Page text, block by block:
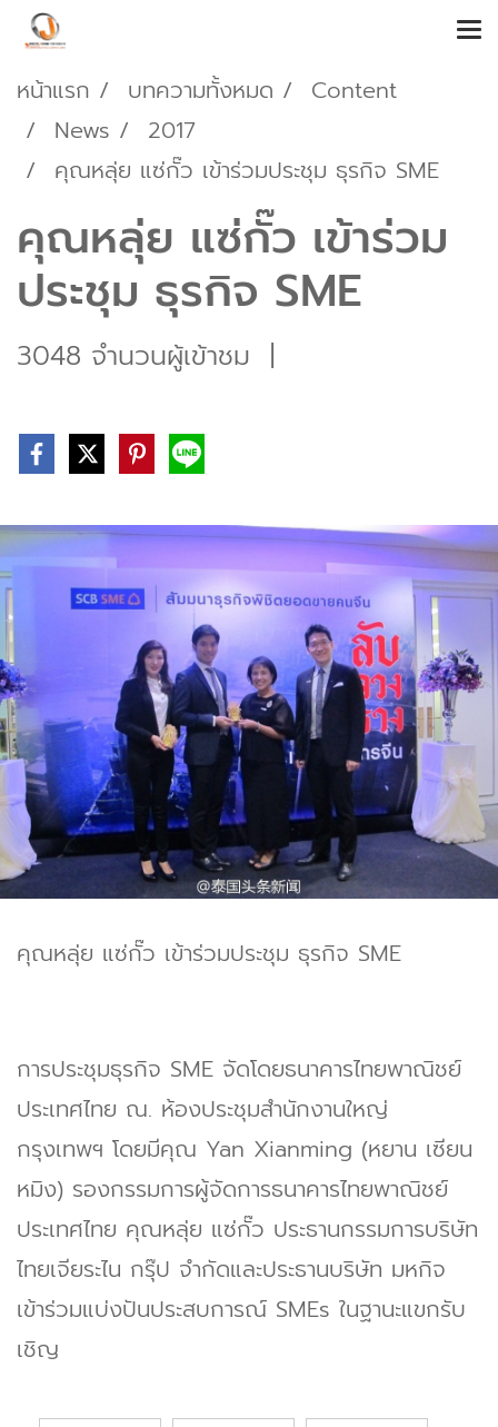
หน้าแรก บทความทั้งหมด
Content
News
2017
คุณหลุ่ย แซ่กั๊ว เข้าร่วมประชุม ธุรกิจ SME
คุณหลุ่ย แซ่กั๊ว เข้าร่วม
ประชุม ธุรกิจ SME
3048 จำนวนผู้เข้าชม |
คุณหลุ่ย แซ่กั๊ว เข้าร่วมประชุม ธุรกิจ SME
การประชุมธุรกิจ SME จัดโดยธนาคารไทยพาณิชย์
ประเทศไทย ณ. ห้องประชุมสำนักงานใหญ่
กรุงเทพฯ โดยมีคุณ Yan Xianming (หยาน เซียน
หมิง) รองกรรมการผู้จัดการธนาคารไทยพาณิชย์
ประเทศไทย คุณหลุ่ย แซ่กั๊ว ประธานกรรมการบริษัท
ไทยเจียระไน กรุ๊ป จำกัดและประธานบริษัท มหกิจ
เข้าร่วมแบ่งปันประสบการณ์ SMEs ในฐานะแขกรับ
เชิญ